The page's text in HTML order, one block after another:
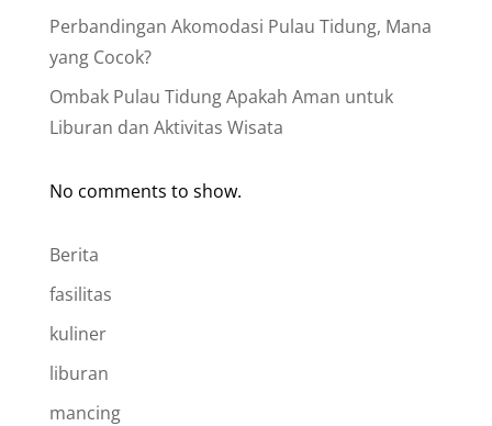
Perbandingan Akomodasi Pulau Tidung, Mana
yang Cocok?
Ombak Pulau Tidung Apakah Aman untuk
Liburan dan Aktivitas Wisata
No comments to show.
Berita
fasilitas
kuliner
liburan
mancing